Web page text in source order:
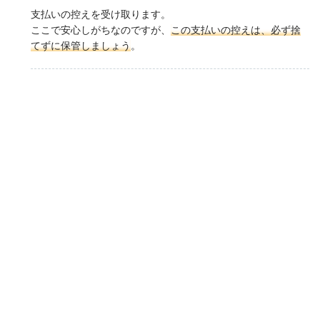
支払いの控えを受け取ります。
ここで安心しがちなのですが、この支払いの控えは、必ず捨
てずに保管しましょう。